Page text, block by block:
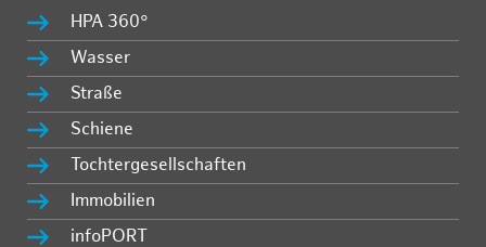
HPA 360°
Wasser
Straße
Schiene
Tochtergesellschaften
Immobilien
infoPORT